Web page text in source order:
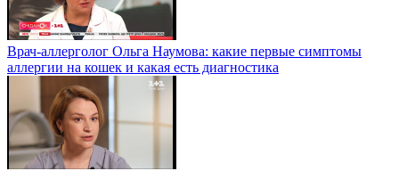
Врач-аллерголог Ольга Наумова: какие первые симптомы
аллергии на кошек и какая есть диагностика